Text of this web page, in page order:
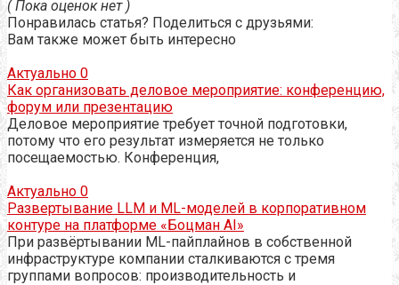
( Пока оценок нет )
Понравилась статья? Поделиться с друзьями:
Вам также может быть интересно
Актуально 0
Как организовать деловое мероприятие: конференцию,
форум или презентацию
Деловое мероприятие требует точной подготовки,
потому что его результат измеряется не только
посещаемостью. Конференция,
Актуально 0
Развертывание LLM и ML-моделей в корпоративном
контуре на платформе «Боцман AI»
При развёртывании ML-пайплайнов в собственной
инфраструктуре компании сталкиваются с тремя
группами вопросов: производительность и